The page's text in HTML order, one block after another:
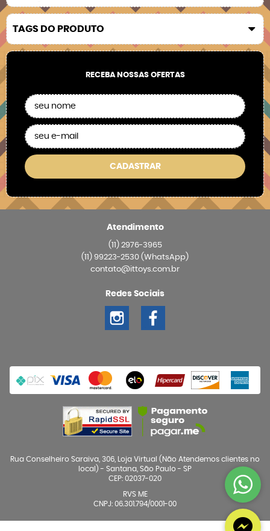
TAGS DO PRODUTO
RECEBA NOSSAS OFERTAS
CADASTRAR
Atendimento
(11)2976-3965
(11) 99223-2530 (WhatsApp)
contato@ittoys.com.br
Redes Sociais
Rua Conselheiro Saraiva, 306, Loja Virtual (Não Atendemos clientes no
local) - Santana, São Paulo - SP
CEP: 02037-020
RVS ME
CNPJ: 06.301.794/0001-00